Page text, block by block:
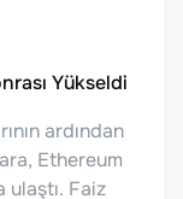
Yükseldi
ardından
Ethereum
ulaştı. Faiz